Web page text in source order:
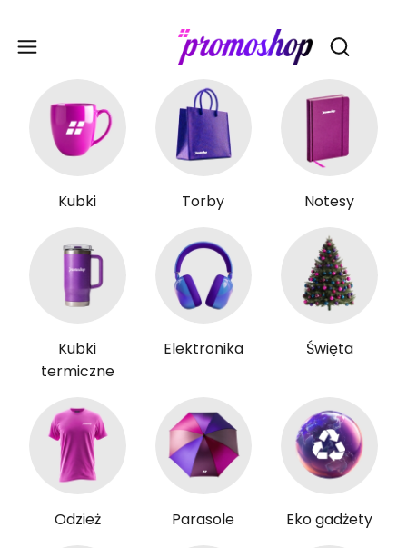
Otwórz
Kubki Torby Notesy
Kubki
termiczne
Elektronika Święta
Odzież Parasole Eko gadżety